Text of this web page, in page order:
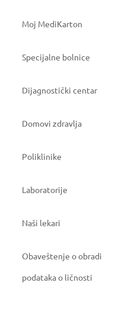
Moj MediKarton
Specijalne bolnice
Dijagnostički centar
Domovi zdravlja
Poliklinike
Laboratorije
Naši lekari
Obaveštenje o obradi
podataka o ličnosti